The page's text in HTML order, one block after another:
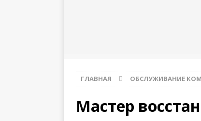
ГЛАВНАЯ ОБСЛУЖИВАНИЕ
Мастер